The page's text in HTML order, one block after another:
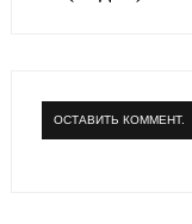
ОСТАВИТЬ КОММЕНТ.